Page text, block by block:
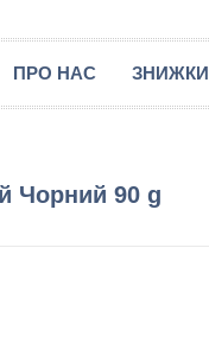
ПРО НАС ЗНИЖКИ
Чорний 90 g